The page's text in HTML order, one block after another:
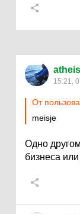
15:21,
От
meisje
Одно
бизнеса